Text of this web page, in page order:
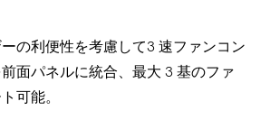
の利便性を考慮して3 速ファンコン
面パネルに統合、最大 3 基のファ
可能。